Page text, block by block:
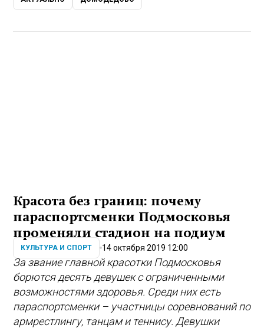
Красота без границ: почему
параспортсменки Подмосковья
променяли стадион на подиум
КУЛЬТУРА И СПОРТ 14 октября 2019 12:00
За звание главной красотки Подмосковья
борются десять девушек с ограниченными
возможностями здоровья. Среди них есть
параспортсменки – участницы соревнований по
армрестлингу, танцам и теннису. Девушки